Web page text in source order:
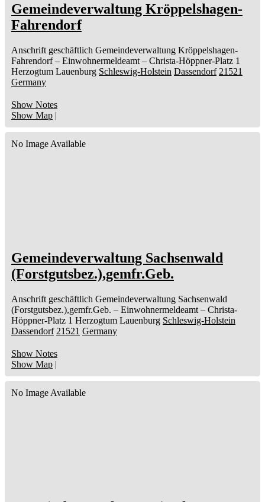
Gemeindeverwaltung Kröppelshagen-
Fahrendorf
Anschrift geschäftlich Gemeindeverwaltung Kröppelshagen-
Fahrendorf – Einwohnermeldeamt – Christa-Höppner-Platz 1
Herzogtum Lauenburg Schleswig-Holstein Dassendorf 21521
Germany
Show Notes
Show Map |
No Image Available
Gemeindeverwaltung Sachsenwald
(Forstgutsbez.),gemfr.Geb.
Anschrift geschäftlich Gemeindeverwaltung Sachsenwald
(Forstgutsbez.),gemfr.Geb. – Einwohnermeldeamt – Christa-
Höppner-Platz 1 Herzogtum Lauenburg Schleswig-Holstein
Dassendorf 21521 Germany
Show Notes
Show Map |
No Image Available